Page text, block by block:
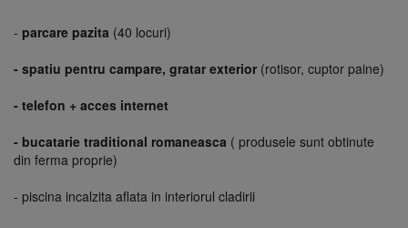
- parcare pazita (40 locuri)
- spatiu pentru campare, gratar exterior (rotisor, cuptor paine)
- telefon + acces internet
- bucatarie traditional romaneasca ( produsele sunt obtinute
din ferma proprie)
- piscina incalzita aflata in interiorul cladirii